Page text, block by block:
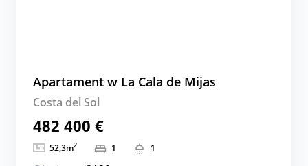
Apartament w La Cala de Mijas
Costa del Sol
482 400 €
52,3m2 1 1